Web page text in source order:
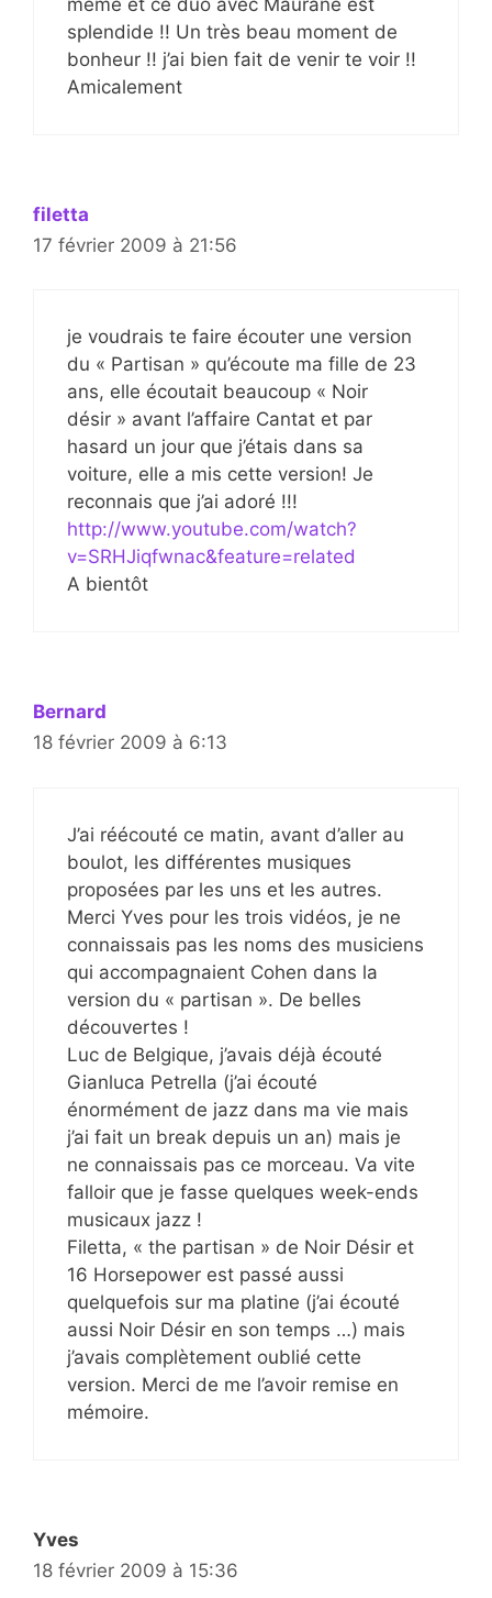
splendide !! Un très beau moment de
bonheur !! j’ai bien fait de venir te voir !!
Amicalement
filetta
17 février 2009 à 21:56
je voudrais te faire écouter une version
du « Partisan » qu’écoute ma fille de 23
ans, elle écoutait beaucoup « Noir
désir » avant l’affaire Cantat et par
hasard un jour que j’étais dans sa
voiture, elle a mis cette version! Je
reconnais que j’ai adoré !!!
http://www.youtube.com/watch?
v=SRHJiqfwnac&feature=related
A bientôt
Bernard
18 février 2009 à 6:13
J’ai réécouté ce matin, avant d’aller au
boulot, les différentes musiques
proposées par les uns et les autres.
Merci Yves pour les trois vidéos, je ne
connaissais pas les noms des musiciens
qui accompagnaient Cohen dans la
version du « partisan ». De belles
découvertes !
Luc de Belgique, j’avais déjà écouté
Gianluca Petrella (j’ai écouté
énormément de jazz dans ma vie mais
j’ai fait un break depuis un an) mais je
ne connaissais pas ce morceau. Va vite
falloir que je fasse quelques week-ends
musicaux jazz !
Filetta, « the partisan » de Noir Désir et
16 Horsepower est passé aussi
quelquefois sur ma platine (j’ai écouté
aussi Noir Désir en son temps …) mais
j’avais complètement oublié cette
version. Merci de me l’avoir remise en
mémoire.
Yves
18 février 2009 à 15:36